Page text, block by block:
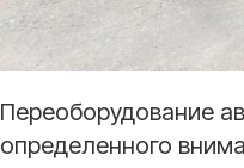
Переоборудование
определенного